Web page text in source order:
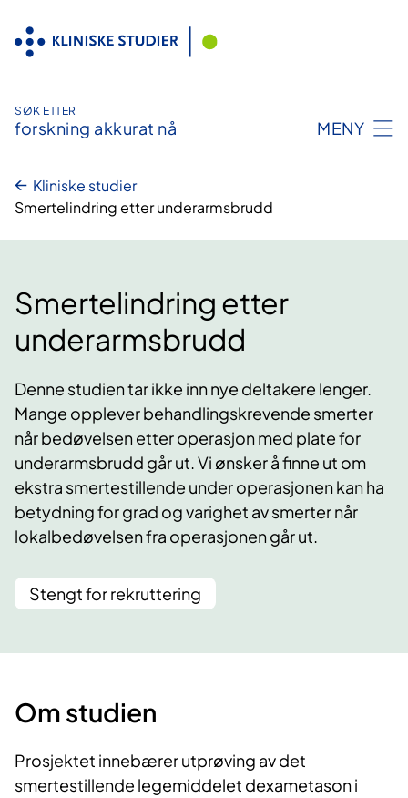
innhold
SØK ETTER
forskning akkurat nå MENY
Kliniske studier
Smertelindring etter underarmsbrudd
Smertelindring etter
underarmsbrudd
Denne studien tar ikke inn nye deltakere lenger.
Mange opplever behandlingskrevende smerter
når bedøvelsen etter operasjon med plate for
underarmsbrudd går ut. Vi ønsker å finne ut om
ekstra smertestillende under operasjonen kan ha
betydning for grad og varighet av smerter når
lokalbedøvelsen fra operasjonen går ut.
Stengt for rekruttering
Om studien
Prosjektet innebærer utprøving av det
smertestillende legemiddelet dexametason i